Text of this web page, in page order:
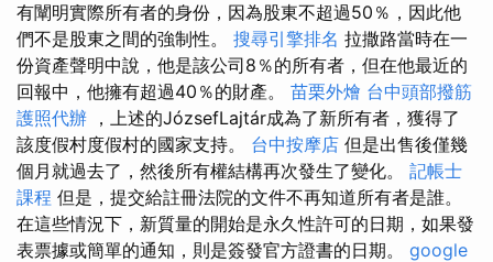
有闡明實際所有者的身份，因為股東不超過50％，因此他
們不是股東之間的強制性。 搜尋引擎排名 拉撒路當時在一
份資產聲明中說，他是該公司8％的所有者，但在他最近的
回報中，他擁有超過40％的財產。 苗栗外燴 台中頭部撥筋
護照代辦 ，上述的JózsefLajtár成為了新所有者，獲得了
該度假村度假村的國家支持。 台中按摩店 但是出售後僅幾
個月就過去了，然後所有權結構再次發生了變化。 記帳士
課程 但是，提交給註冊法院的文件不再知道所有者是誰。
在這些情況下，新質量的開始是永久性許可的日期，如果發
表票據或簡單的通知，則是簽發官方證書的日期。 google